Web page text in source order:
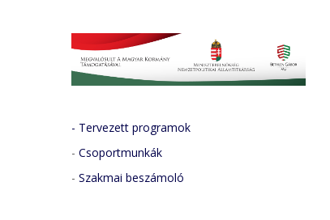
- Tervezett programok
- Csoportmunkák
- Szakmai beszámoló